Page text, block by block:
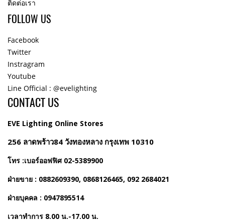
ติดต่อเรา
FOLLOW US
Facebook
Twitter
Instragram
Youtube
Line Official : @evelighting
CONTACT US
EVE Lighting Online Stores
256 ลาดพร้าว84 วังทองหลาง กรุงเทพ 10310
โทร :เบอร์ออฟฟิศ 02-5389900
ฝ่ายขาย : 0882609390, 0868126465, 092 2684021
ฝ่ายบุคคล : 0947895514
เวลาทำการ 8.00 น.-17.00 น.